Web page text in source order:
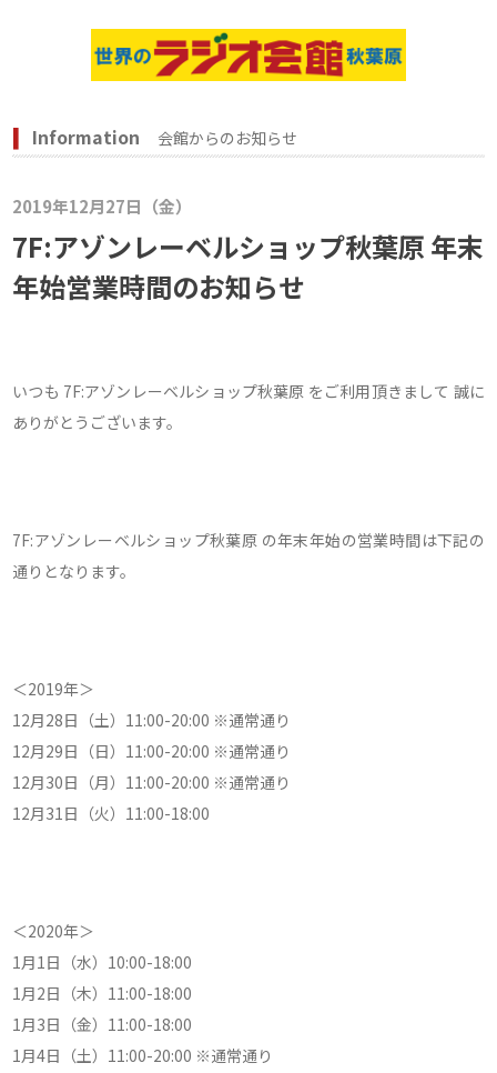
Information 会館からのお知らせ
2019年12月27日（金）
7F:アゾンレーベルショップ秋葉原 年末
年始営業時間のお知らせ
いつも 7F:アゾンレーベルショップ秋葉原 をご利用頂きまして 誠に
ありがとうございます。
7F:アゾンレーベルショップ秋葉原 の年末年始の営業時間は下記の
通りとなります。
＜2019年＞
12月28日（土）11:00-20:00 ※通常通り
12月29日（日）11:00-20:00 ※通常通り
12月30日（月）11:00-20:00 ※通常通り
12月31日（火）11:00-18:00
＜2020年＞
1月1日（水）10:00-18:00
1月2日（木）11:00-18:00
1月3日（金）11:00-18:00
1月4日（土）11:00-20:00 ※通常通り